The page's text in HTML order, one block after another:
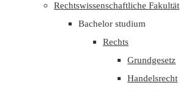
Rechtswissenschaftliche Fakultät
Bachelor studium
Rechts
Grundgesetz
Handelsrecht